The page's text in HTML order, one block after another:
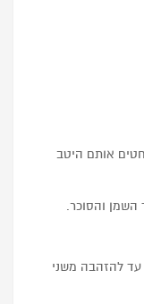
אותם היטב
והסוכר.
עד להזהבה משני